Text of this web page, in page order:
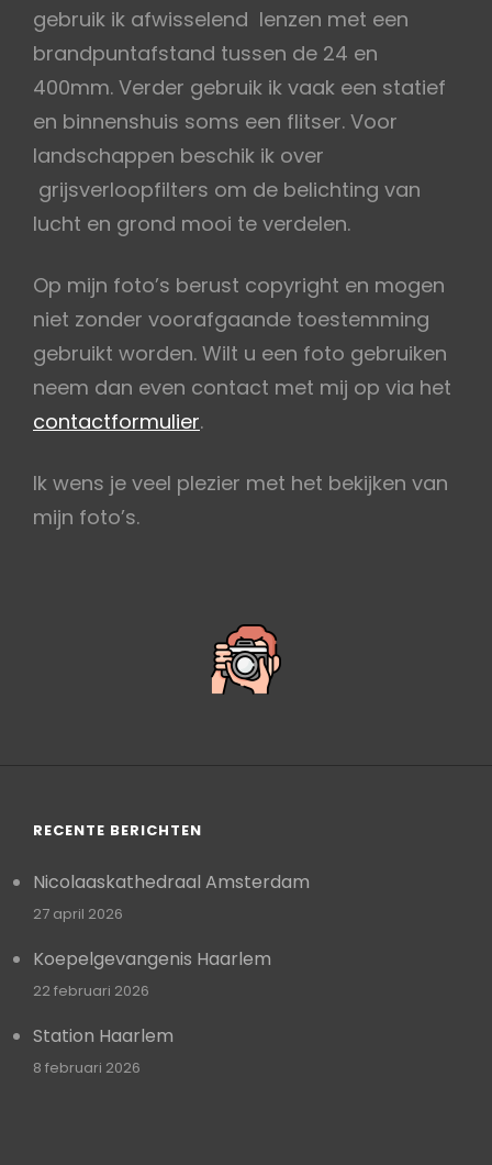
gebruik ik afwisselend lenzen met een
brandpuntafstand tussen de 24 en
400mm. Verder gebruik ik vaak een statief
en binnenshuis soms een flitser. Voor
landschappen beschik ik over
grijsverloopfilters om de belichting van
lucht en grond mooi te verdelen.
Op mijn foto’s berust copyright en mogen
niet zonder voorafgaande toestemming
gebruikt worden. Wilt u een foto gebruiken
neem dan even contact met mij op via het
contactformulier.
Ik wens je veel plezier met het bekijken van
mijn foto’s.
RECENTE BERICHTEN
Nicolaaskathedraal Amsterdam
27 april 2026
Koepelgevangenis Haarlem
22 februari 2026
Station Haarlem
8 februari 2026